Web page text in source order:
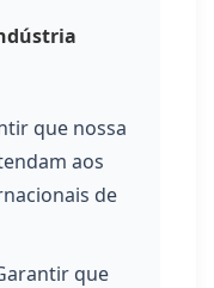
que nossa
aos
de
que